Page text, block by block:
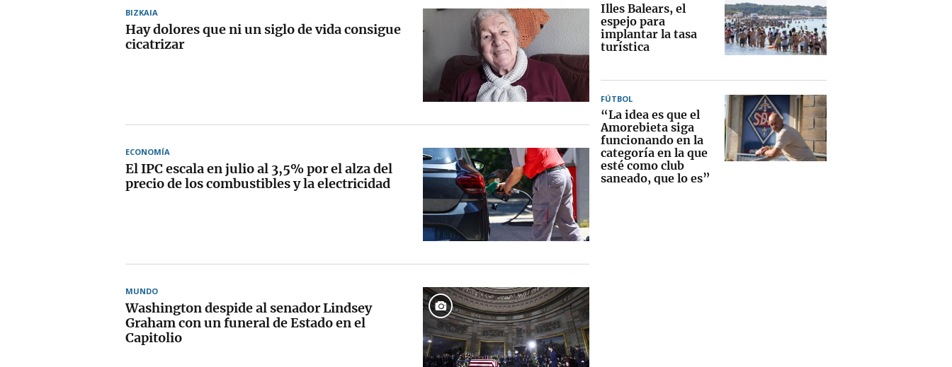
BIZKAIA
Hay dolores que ni un siglo de vida consigue
cicatrizar
ECONOMÍA
El IPC escala en julio al 3,5% por el alza del
precio de los combustibles y la electricidad
MUNDO
Washington despide al senador Lindsey
Graham con un funeral de Estado en el
Capitolio
Illes Balears, el
espejo para
implantar la tasa
turística
FÚTBOL
“La idea es que el
Amorebieta siga
funcionando en la
categoría en la que
esté como club
saneado, que lo es”